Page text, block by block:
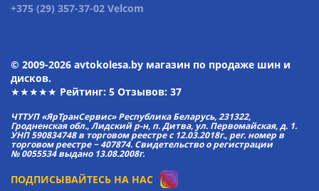
+375 (29) 357-37-02 Velcom
© 2009-2026 avtokolesa.by магазин по продаже шин и
дисков.
★★★★★ Рейтинг: 5 Отзывов: 37
ЧТТУП «ЯрТранСервис» Республика Беларусь, 231322,
Гродненская обл., Лидский р-н, п. Дитва, ул. Первомайская, д. 1.
УНП 590834748 в торговом реестре с 12.03.2018г., рег. номер в
торговом реестре − 407874. Свидетельство о регистрации
№ 0055534 выдано 13.08.2008г.
ПОДПИСЫВАЙТЕСЬ НА НАС